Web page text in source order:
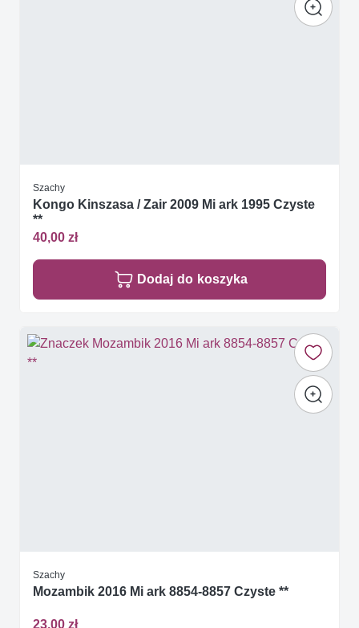
Szachy
Kongo Kinszasa / Zair 2009 Mi ark 1995 Czyste
**
40,00 zł
Dodaj do koszyka
Szachy
Mozambik 2016 Mi ark 8854-8857 Czyste **
23,00 zł